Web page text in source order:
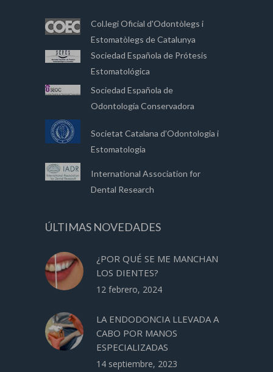
Col.legi Oficial d'Odontòlegs i
Estomatòlegs de Catalunya
Sociedad Española de Prótesis
Estomatológica
Sociedad Española de
Odontología Conservadora
Societat Catalana d’Odontologia i
Estomatologia
International Association for
Dental Research
ÚLTIMAS NOVEDADES
¿POR QUÉ SE ME MANCHAN
LOS DIENTES?
12 febrero, 2024
LA ENDODONCIA LLEVADA A
CABO POR MANOS
ESPECIALIZADAS
14 septiembre, 2023